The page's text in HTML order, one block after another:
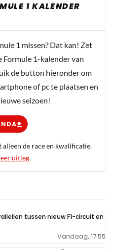
1 KALENDER
1 missen? Dat kan! Zet
Formule 1-kalender van
de button hieronder om
of pc te plaatsen en
seizoen!
alleen de race en kwalificatie.
uitleg.
tussen nieuw F1-circuit en
Vandaag, 17:55